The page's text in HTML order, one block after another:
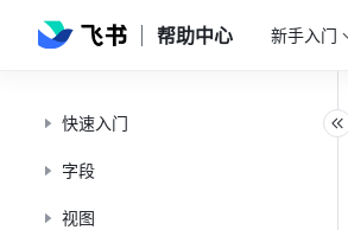
帮助中心 新手入门
快速入门
字段
视图